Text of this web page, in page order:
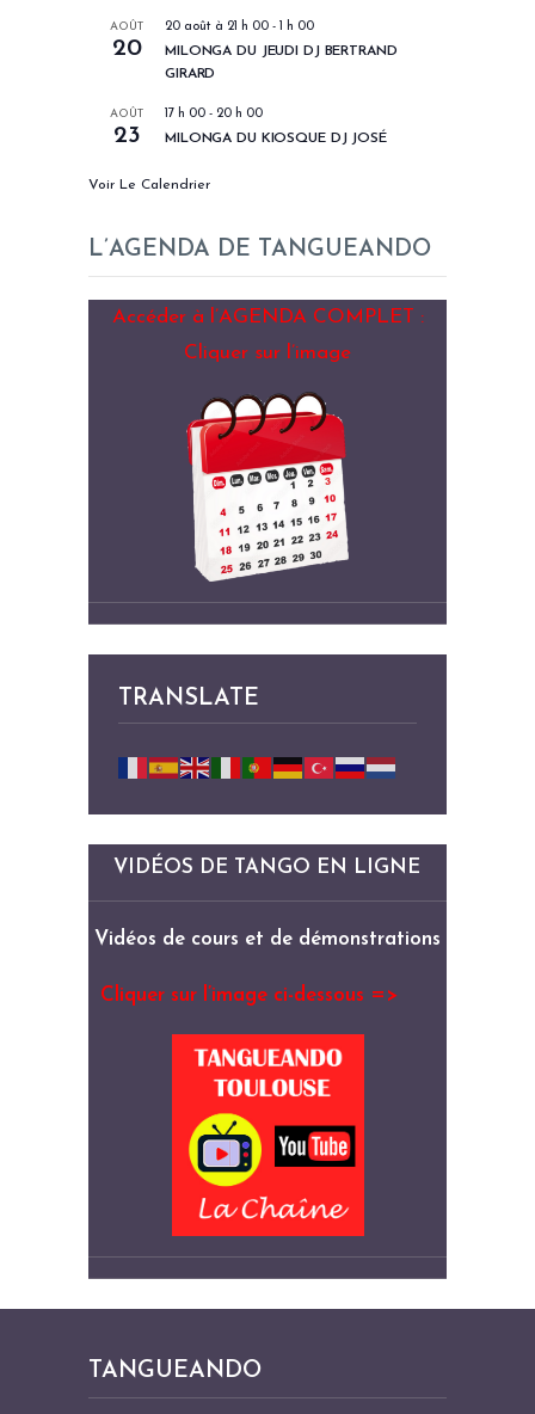
AOÛT
20
20 août à 21 h 00 - 1 h 00
MILONGA DU JEUDI DJ BERTRAND
GIRARD
AOÛT
23
17 h 00 - 20 h 00
MILONGA DU KIOSQUE DJ JOSÉ
Voir Le Calendrier
L’AGENDA DE TANGUEANDO
Accéder à l’AGENDA COMPLET :
Cliquer sur l’image
TRANSLATE
VIDÉOS DE TANGO EN LIGNE
Vidéos de cours et de démonstrations
Cliquer sur l’image ci-dessous =>
TANGUEANDO